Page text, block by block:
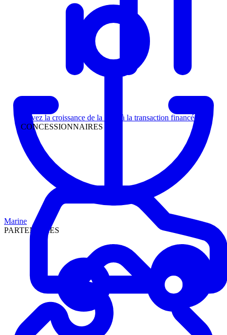
Suivez la croissance de la piste à la transaction financée
CONCESSIONNAIRES
Marine
PARTENAIRES